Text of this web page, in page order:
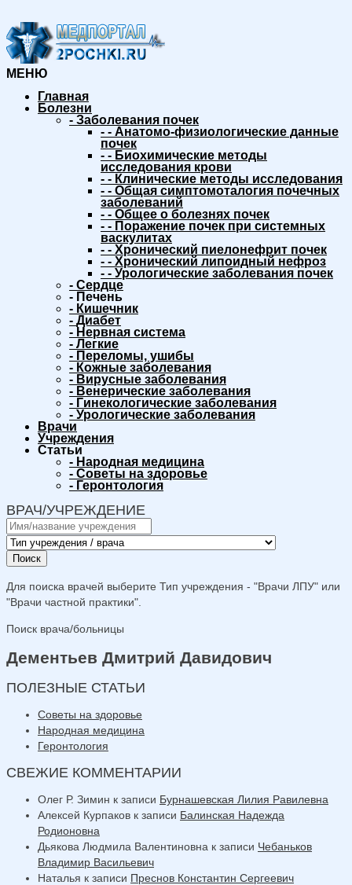
МЕНЮ
Главная
Болезни
- Заболевания почек
- - Анатомо-физиологические данные
почек
- - Биохимические методы
исследования крови
- - Клинические методы исследования
- - Общая симптомоталогия почечных
заболеваний
- - Общее о болезнях почек
- - Поражение почек при системных
васкулитах
- - Хронический пиелонефрит почек
- - Хронический липоидный нефроз
- - Урологические заболевания почек
- Сердце
- Печень
- Кишечник
- Диабет
- Нервная система
- Легкие
- Переломы, ушибы
- Кожные заболевания
- Вирусные заболевания
- Венерические заболевания
- Гинекологические заболевания
- Урологические заболевания
Врачи
Учреждения
Статьи
- Народная медицина
- Советы на здоровье
- Геронтология
ВРАЧ/УЧРЕЖДЕНИЕ
Поиск
Для поиска врачей выберите Тип учреждения - "Врачи ЛПУ" или
"Врачи частной практики".
Поиск врача/больницы
Дементьев Дмитрий Давидович
ПОЛЕЗНЫЕ СТАТЬИ
Советы на здоровье
Народная медицина
Геронтология
СВЕЖИЕ КОММЕНТАРИИ
Олег Р. Зимин к записи Бурнашевская Лилия Равилевна
Алексей Курпаков к записи Балинская Надежда
Родионовна
Дьякова Людмила Валентиновна к записи Чебаньков
Владимир Васильевич
Наталья к записи Преснов Константин Сергеевич